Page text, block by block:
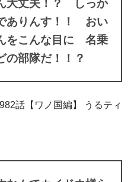
大丈夫！？ しっか
ありんす！！ おい
をこんな目に 名乗
の部隊だ！！？
話【ワノ国編】 うるティ